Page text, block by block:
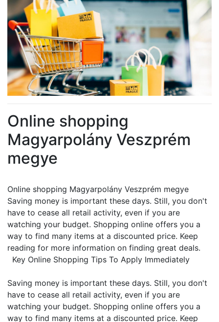
Online shopping
Magyarpolány Veszprém
megye
Online shopping Magyarpolány Veszprém megye
Saving money is important these days. Still, you don't
have to cease all retail activity, even if you are
watching your budget. Shopping online offers you a
way to find many items at a discounted price. Keep
reading for more information on finding great deals.
Key Online Shopping Tips To Apply Immediately
Saving money is important these days. Still, you don't
have to cease all retail activity, even if you are
watching your budget. Shopping online offers you a
way to find many items at a discounted price. Keep